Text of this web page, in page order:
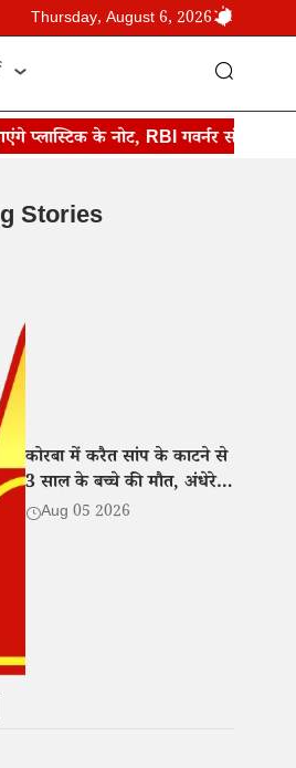
Thursday, August 6, 2026
के नोट, RBI गवर्नर संजय मल्होत्रा
Stories
कोरबा में करैत सांप के काटने से
3 साल के बच्चे की मौत, अंधेरे में
हुआ गायब
Aug 05 2026